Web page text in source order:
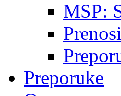
MSP:
Preporuke